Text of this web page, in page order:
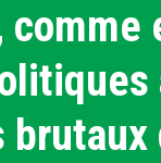
comme
brutaux